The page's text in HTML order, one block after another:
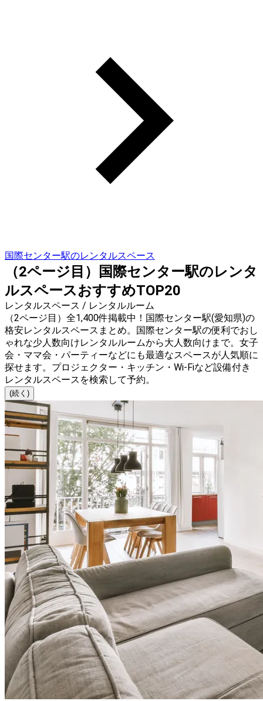
国際センター駅のレンタルスペース
（2ページ目）国際センター駅のレンタ
ルスペースおすすめTOP20
レンタルスペース / レンタルルーム
（2ページ目）全1,400件掲載中！国際センター駅(愛知県)の
格安レンタルスペースまとめ。国際センター駅の便利でおし
ゃれな少人数向けレンタルルームから大人数向けまで。女子
会・ママ会・パーティーなどにも最適なスペースが人気順に
探せます。プロジェクター・キッチン・Wi-Fiなど設備付き
レンタルスペースを検索して予約。
(続く)